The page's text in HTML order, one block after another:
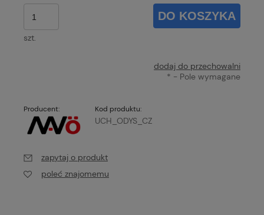
szt.
DO KOSZYKA
dodaj do przechowalni
* - Pole wymagane
Producent: Kod produktu:
UCH_ODYS_CZ
zapytaj o produkt
poleć znajomemu